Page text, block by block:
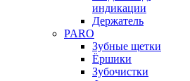
индикации
Держатель
PARO
Зубные щетки
Ёршики
Зубочистки